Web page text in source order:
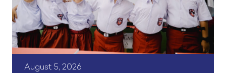
August 5, 2026